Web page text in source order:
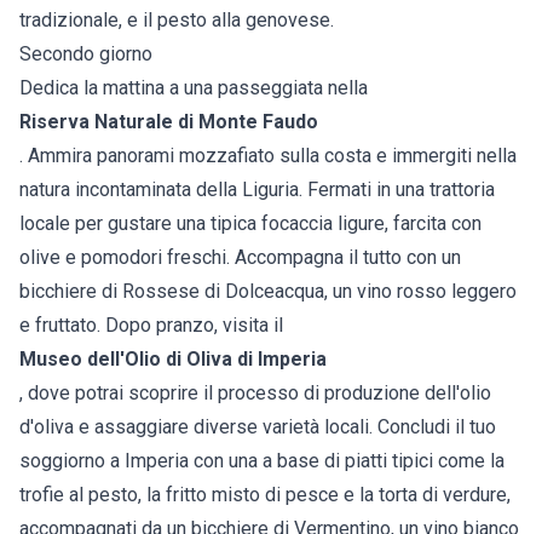
tradizionale, e il pesto alla genovese.
Secondo giorno
Dedica la mattina a una passeggiata nella
Riserva Naturale di Monte Faudo
. Ammira panorami mozzafiato sulla costa e immergiti nella
natura incontaminata della Liguria. Fermati in una trattoria
locale per gustare una tipica focaccia ligure, farcita con
olive e pomodori freschi. Accompagna il tutto con un
bicchiere di Rossese di Dolceacqua, un vino rosso leggero
e fruttato. Dopo pranzo, visita il
Museo dell'Olio di Oliva di Imperia
, dove potrai scoprire il processo di produzione dell'olio
d'oliva e assaggiare diverse varietà locali. Concludi il tuo
soggiorno a Imperia con una a base di piatti tipici come la
trofie al pesto, la fritto misto di pesce e la torta di verdure,
accompagnati da un bicchiere di Vermentino, un vino bianco